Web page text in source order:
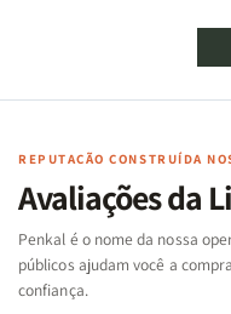
Cartas
Famílias
Bíblia
-
Penkal
Jogo
Cartas
da
Bíblia
-
Penkal
REPUTAÇÃO CONSTRUÍDA
Avaliações da
Penkal é o nome da nossa
públicos ajudam você a
confiança.